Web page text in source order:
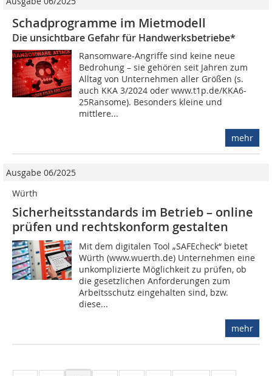
Schadprogramme im Mietmodell
Die unsichtbare Gefahr für Handwerksbetriebe*
Ransomware-Angriffe sind keine neue
Bedrohung – sie gehören seit Jahren zum
Alltag von Unternehmen aller Größen (s.
auch KKA 3/2024 oder www.t1p.de/KKA6-
25Ransome). Besonders kleine und
mittlere...
mehr
Ausgabe 06/2025
Würth
Sicherheitsstandards im Betrieb – online
prüfen und rechtskonform gestalten
Mit dem digitalen Tool „SAFEcheck“ bietet
Würth (www.wuerth.de) Unternehmen eine
unkomplizierte Möglichkeit zu prüfen, ob
die gesetzlichen Anforderungen zum
Arbeitsschutz eingehalten sind, bzw.
diese...
mehr